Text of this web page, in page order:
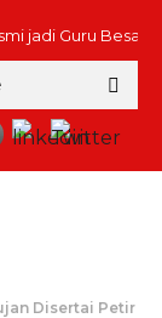
jadi Guru Besar
Disertai Petir